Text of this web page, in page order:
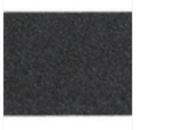
CND™ Kanga vijl.
TOEVOEGEN AAN WINKELWAGEN